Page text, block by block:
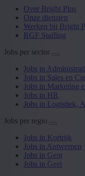
Over Bright Plus
Onze diensten
Werken bij Bright
RGF Staffing
Jobs per sector
Jobs in
Jobs in Sales en
Jobs in Marketing
Jobs in HR
Jobs in Logistiek,
Jobs per regio
Jobs in Kortrijk
Jobs in Antwerpen
Jobs in Gent
Jobs in Geel